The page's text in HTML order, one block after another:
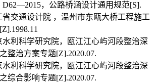
D62—2015，公路桥涵设计通用规范[S].
省交通设计院 ，温州市东瓯大桥工程施工
水利科学研究院，瓯江江心屿河段整治深
整治方案专题[Z].2020.07.
水利科学研究院，瓯江江心屿河段整治深
综合影响专题[Z].2020.07.